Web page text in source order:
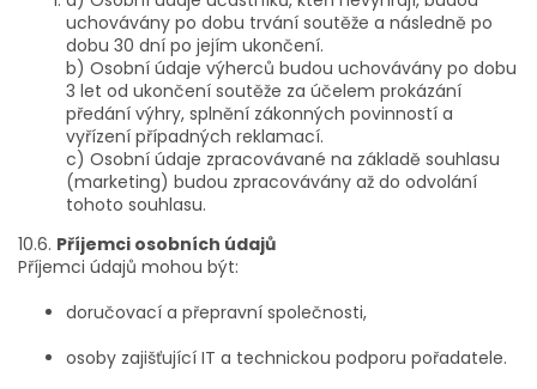
uchovávány po dobu trvání soutěže a následně po
dobu 30 dní po jejím ukončení.
b) Osobní údaje výherců budou uchovávány po dobu
3 let od ukončení soutěže za účelem prokázání
předání výhry, splnění zákonných povinností a
vyřízení případných reklamací.
c) Osobní údaje zpracovávané na základě souhlasu
(marketing) budou zpracovávány až do odvolání
tohoto souhlasu.
10.6. Příjemci osobních údajů
Příjemci údajů mohou být:
doručovací a přepravní společnosti,
osoby zajišťující IT a technickou podporu pořadatele.